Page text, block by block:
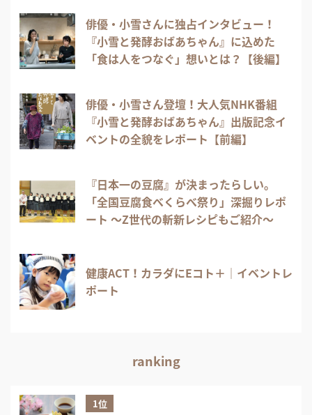
俳優・小雪さんに独占インタビュー！
『小雪と発酵おばあちゃん』に込めた
「食は人をつなぐ」想いとは？【後編】
俳優・小雪さん登壇！大人気NHK番組
『小雪と発酵おばあちゃん』出版記念イ
ベントの全貌をレポート【前編】
『日本一の豆腐』が決まったらしい。
「全国豆腐食べくらべ祭り」深掘りレポ
ート 〜Z世代の斬新レシピもご紹介〜
健康ACT！カラダにEコト＋｜イベントレ
ポート
ranking
1位